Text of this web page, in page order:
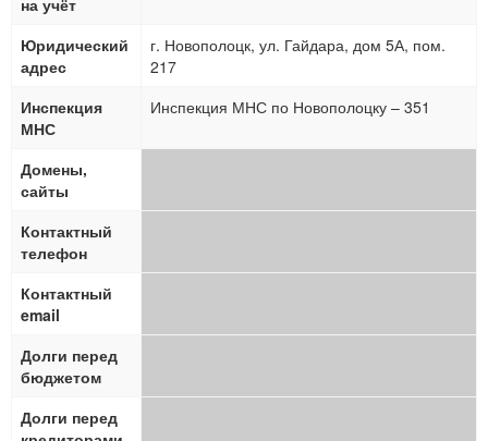
на учёт
Юридический
адрес
г. Новополоцк, ул. Гайдара, дом 5А, пом.
217
Инспекция
МНС
Инспекция МНС по Новополоцку – 351
Домены,
сайты
Контактный
телефон
Контактный
email
Долги перед
бюджетом
Долги перед